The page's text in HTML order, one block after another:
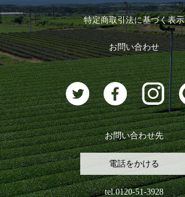
おすすめのお茶
お茶に合うスイーツ
ログイン
ログアウト
特定商取引法に基づく表示
お問い合わせ
お問い合わせ先
電話をかける
tel.0120-51-3928